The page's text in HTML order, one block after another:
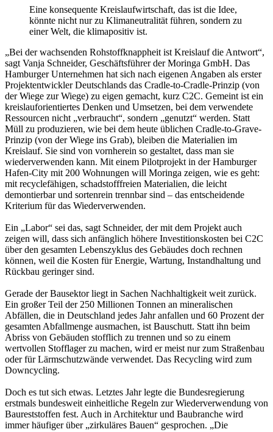
Eine konsequente Kreislaufwirtschaft, das ist die Idee,
könnte nicht nur zu Klimaneutralität führen, sondern zu
einer Welt, die klimapositiv ist.
„Bei der wachsenden Rohstoffknappheit ist Kreislauf die Antwort“,
sagt Vanja Schneider, Geschäftsführer der Moringa GmbH. Das
Hamburger Unternehmen hat sich nach eigenen Angaben als erster
Projektentwickler Deutschlands das Cradle-to-Cradle-Prinzip (von
der Wiege zur Wiege) zu eigen gemacht, kurz C2C. Gemeint ist ein
kreislauforientiertes Denken und Umsetzen, bei dem verwendete
Ressourcen nicht „verbraucht“, sondern „genutzt“ werden. Statt
Müll zu produzieren, wie bei dem heute üblichen Cradle-to-Grave-
Prinzip (von der Wiege ins Grab), bleiben die Materialien im
Kreislauf. Sie sind von vornherein so gestaltet, dass man sie
wiederverwenden kann. Mit einem Pilotprojekt in der Hamburger
Hafen-City mit 200 Wohnungen will Moringa zeigen, wie es geht:
mit recyclefähigen, schadstofffreien Materialien, die leicht
demontierbar und sortenrein trennbar sind – das entscheidende
Kriterium für das Wiederverwenden.
Ein „Labor“ sei das, sagt Schneider, der mit dem Projekt auch
zeigen will, dass sich anfänglich höhere Investitionskosten bei C2C
über den gesamten Lebenszyklus des Gebäudes doch rechnen
können, weil die Kosten für Energie, Wartung, Instandhaltung und
Rückbau geringer sind.
Gerade der Bausektor liegt in Sachen Nachhaltigkeit weit zurück.
Ein großer Teil der 250 Millionen Tonnen an mineralischen
Abfällen, die in Deutschland jedes Jahr anfallen und 60 Prozent der
gesamten Abfallmenge ausmachen, ist Bauschutt. Statt ihn beim
Abriss von Gebäuden stofflich zu trennen und so zu einem
wertvollen Stofflager zu machen, wird er meist nur zum Straßenbau
oder für Lärmschutzwände verwendet. Das Recycling wird zum
Downcycling.
Doch es tut sich etwas. Letztes Jahr legte die Bundesregierung
erstmals bundesweit einheitliche Regeln zur Wiederverwendung von
Baureststoffen fest. Auch in Architektur und Baubranche wird
immer häufiger über „zirkuläres Bauen“ gesprochen. „Die